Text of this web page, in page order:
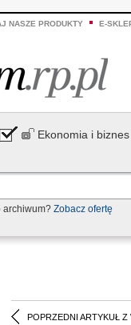
NASZE PRODUKTY E-
Ekonomia i biznes
archiwum? Zobacz ofertę
POPRZEDNI ARTYKUŁ Z